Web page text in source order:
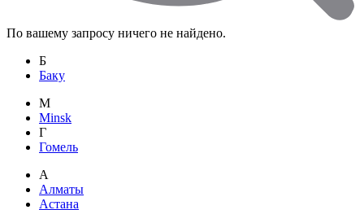
По вашему запросу ничего не найдено.
Б
Баку
M
Minsk
Г
Гомель
А
Алматы
Астана